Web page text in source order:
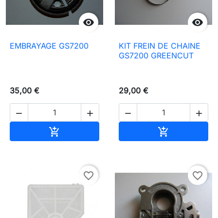

EMBRAYAGE GS7200
35,00 €
 


KIT FREIN DE CHAINE
GS7200 GREENCUT
29,00 €
 

favorite_border favorite_border